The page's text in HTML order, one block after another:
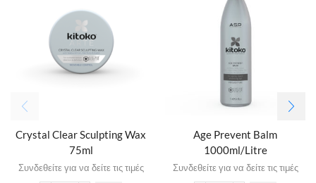
Crystal Clear Sculpting Wax
75ml
Συνδεθείτε για να δείτε τις τιμές
Age Prevent Balm
1000ml/Litre
Συνδεθείτε για να δείτε τις τιμές